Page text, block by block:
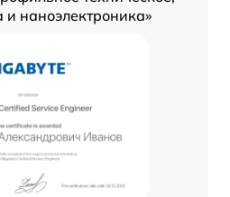
и наноэлектроника»